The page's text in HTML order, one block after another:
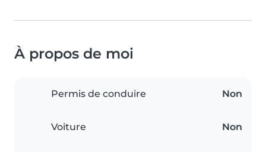
À propos de moi
Permis de conduire Non
Voiture Non